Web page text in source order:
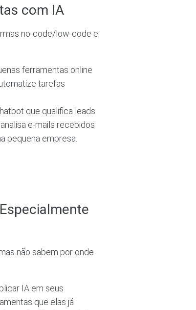
com IA
no-code/low-code e
ferramentas online
tarefas
que qualifica leads
e-mails recebidos
pequena empresa.
não sabem por onde
IA em seus
que elas já